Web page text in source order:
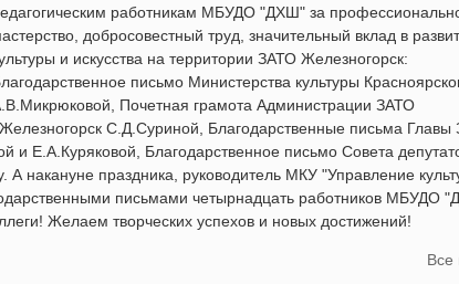
работникам МБУДО "ДХШ" за
добросовестный труд, значительный вклад в
и искусства на территории ЗАТО Железногорск:
письмо Министерства культуры
Почетная грамота Администрации ЗАТО
С.Д.Суриной, Благодарственные письма Главы
и Е.А.Куряковой, Благодарственное письмо Совета
А накануне праздника, руководитель МКУ "Управление
письмами четырнадцать работников МБУДО
Желаем творческих успехов и новых достижений!
Все